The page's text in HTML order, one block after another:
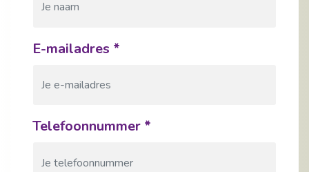
E-mailadres *
Telefoonnummer *